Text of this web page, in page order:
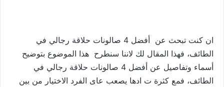
ان كنت تبحث عن أفضل 4 صالونات حلاقة رجالي في
الطائف، فهذا المقال لك لاننا سنطرح هذا الموضوع بتوضيح
أسماء وتفاصيل عن أفضل 4 صالونات حلاقة رجالي في
الطائف، فمع كثرة ت ادها يصعب عاى الفرد الاختيار من بين